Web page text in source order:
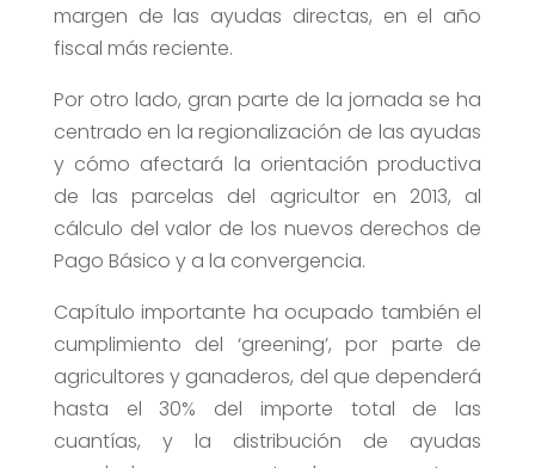
margen de las ayudas directas, en el año
fiscal más reciente.
Por otro lado, gran parte de la jornada se ha
centrado en la regionalización de las ayudas
y cómo afectará la orientación productiva
de las parcelas del agricultor en 2013, al
cálculo del valor de los nuevos derechos de
Pago Básico y a la convergencia.
Capítulo importante ha ocupado también el
cumplimiento del ‘greening’, por parte de
agricultores y ganaderos, del que dependerá
hasta el 30% del importe total de las
cuantías, y la distribución de ayudas